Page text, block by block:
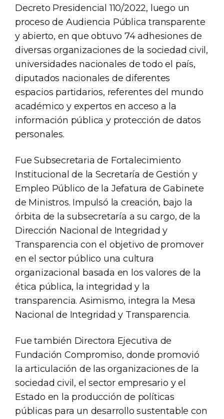
Decreto Presidencial 110/2022, luego un
proceso de Audiencia Pública transparente
y abierto, en que obtuvo 74 adhesiones de
diversas organizaciones de la sociedad civil,
universidades nacionales de todo el país,
diputados nacionales de diferentes
espacios partidarios, referentes del mundo
académico y expertos en acceso a la
información pública y protección de datos
personales.
Fue Subsecretaria de Fortalecimiento
Institucional de la Secretaría de Gestión y
Empleo Público de la Jefatura de Gabinete
de Ministros. Impulsó la creación, bajo la
órbita de la subsecretaría a su cargo, de la
Dirección Nacional de Integridad y
Transparencia con el objetivo de promover
en el sector público una cultura
organizacional basada en los valores de la
ética pública, la integridad y la
transparencia. Asimismo, integra la Mesa
Nacional de Integridad y Transparencia.
Fue también Directora Ejecutiva de
Fundación Compromiso, donde promovió
la articulación de las organizaciones de la
sociedad civil, el sector empresario y el
Estado en la producción de políticas
públicas para un desarrollo sustentable con